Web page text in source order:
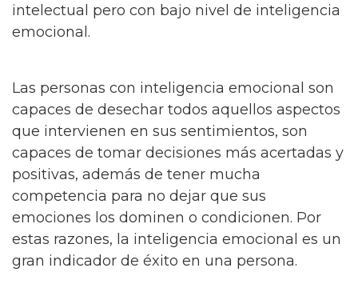
intelectual pero con bajo nivel de inteligencia
emocional.
Las personas con inteligencia emocional son
capaces de desechar todos aquellos aspectos
que intervienen en sus sentimientos, son
capaces de tomar decisiones más acertadas y
positivas, además de tener mucha
competencia para no dejar que sus
emociones los dominen o condicionen. Por
estas razones, la inteligencia emocional es un
gran indicador de éxito en una persona.